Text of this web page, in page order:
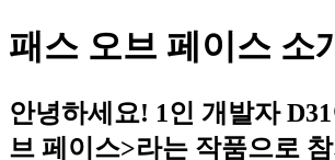
패스 오브 페이스 소
안녕하세요! 1인 개발자
브 페이스>라는 작품으로